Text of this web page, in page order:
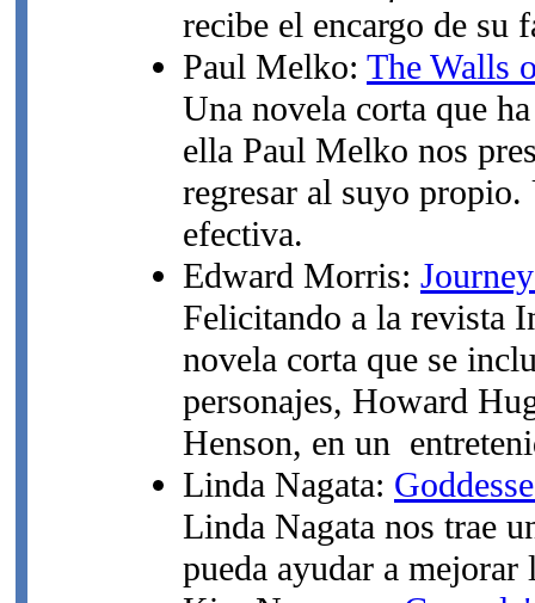
recibe el encargo de su
Paul Melko: The Walls
Una novela corta que
ella Paul Melko nos
regresar al suyo
efectiva.
Edward Morris:
Felicitando a la revista
novela corta que se
personajes, Howard
Henson, en un
Linda Nagata:
Linda Nagata nos trae
pueda ayudar a